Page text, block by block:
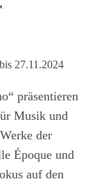
27.11.2024
präsentieren
Musik und
der
Époque und
auf den